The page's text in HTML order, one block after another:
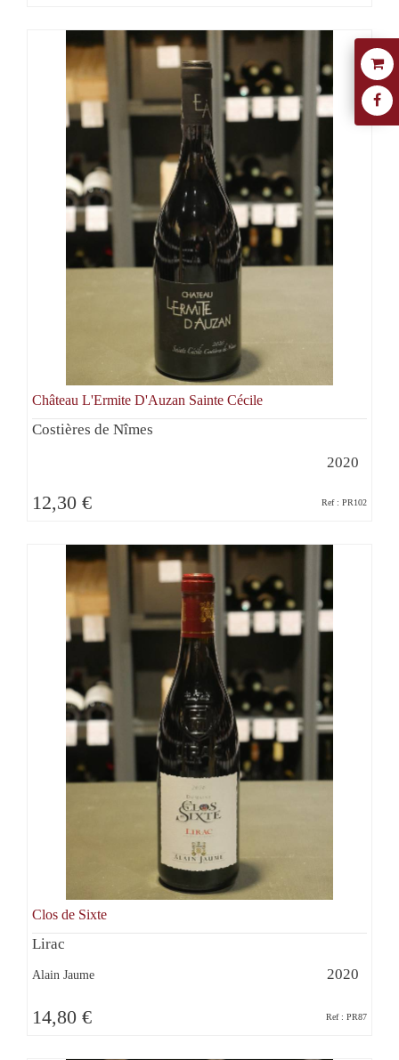
Château L'Ermite D'Auzan Sainte Cécile
Costières de Nîmes
2020
12,30 € Ref : PR102
Clos de Sixte
Lirac
Alain Jaume 2020
14,80 € Ref : PR87